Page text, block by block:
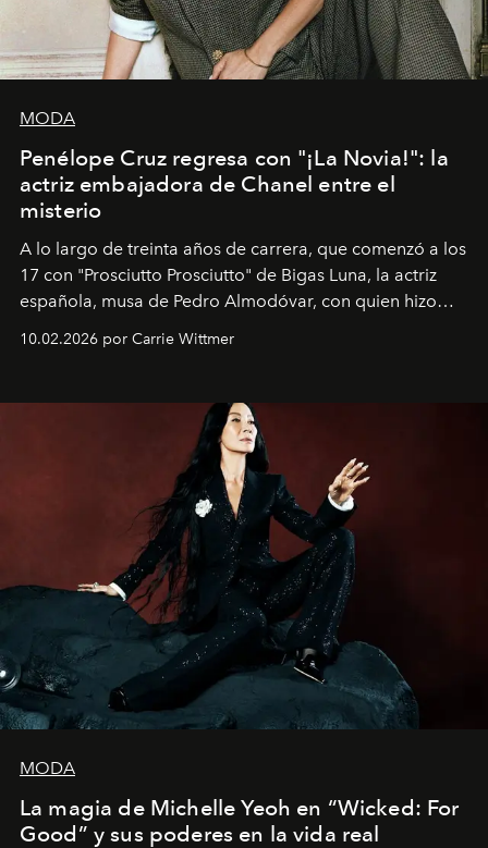
MODA
Penélope Cruz regresa con "¡La Novia!": la
actriz embajadora de Chanel entre el
misterio
A lo largo de treinta años de carrera, que comenzó a los
17 con "Prosciutto Prosciutto" de Bigas Luna, la actriz
española, musa de Pedro Almodóvar, con quien hizo
Barcelona", ha dividido su tiempo entre Europa y
dirigida por Maggie Gyllenhaal.
10.02.2026 por Carrie Wittmer
MODA
La magia de Michelle Yeoh en “Wicked: For
Good” y sus poderes en la vida real